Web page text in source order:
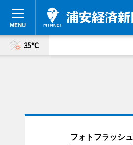
35°C
フォトフラッシュ